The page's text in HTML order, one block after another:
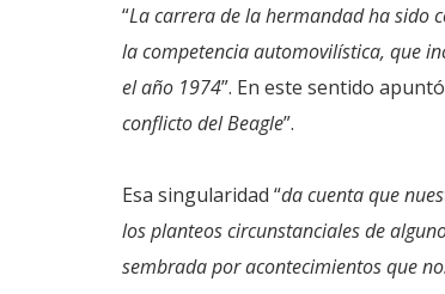
“La carrera de la hermandad ha sido
la competencia automovilística, que
el año 1974”. En este sentido
conflicto del Beagle”.
Esa singularidad “da cuenta que
los planteos circunstanciales de
sembrada por acontecimientos que